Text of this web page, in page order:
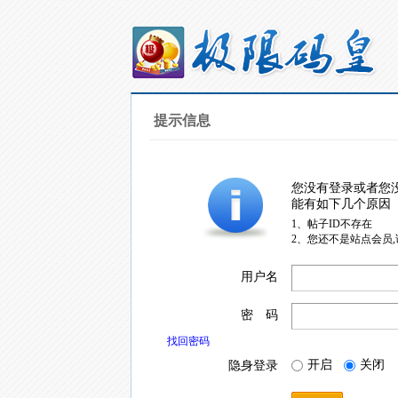
提示信息
您没有登录或者您
能有如下几个原因
1、帖子ID不存在
2、您还不是站点会员
用户名
密 码
找回密码
隐身登录 开启 关闭